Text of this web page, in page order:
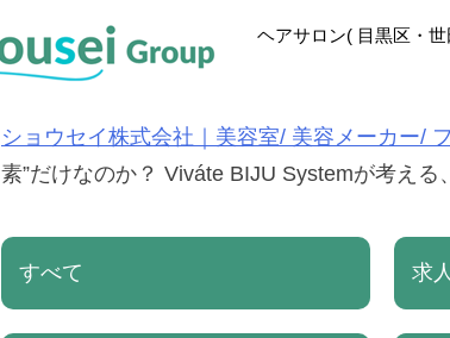
ヘアサロン( 目黒区・
ショウセイ株式会社｜美容室/ 美容メーカー/
素”だけなのか？ Viváte BIJU Systemが考える
すべて 求